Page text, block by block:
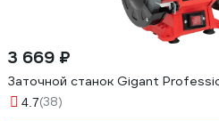
3 669 ₽
Заточной станок Gigant
4.7(38)